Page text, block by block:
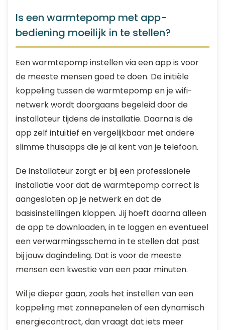
Is een warmtepomp met app-
bediening moeilijk in te stellen?
Een warmtepomp instellen via een app is voor
de meeste mensen goed te doen. De initiële
koppeling tussen de warmtepomp en je wifi-
netwerk wordt doorgaans begeleid door de
installateur tijdens de installatie. Daarna is de
app zelf intuïtief en vergelijkbaar met andere
slimme thuisapps die je al kent van je telefoon.
De installateur zorgt er bij een professionele
installatie voor dat de warmtepomp correct is
aangesloten op je netwerk en dat de
basisinstellingen kloppen. Jij hoeft daarna alleen
de app te downloaden, in te loggen en eventueel
een verwarmingsschema in te stellen dat past
bij jouw dagindeling. Dat is voor de meeste
mensen een kwestie van een paar minuten.
Wil je dieper gaan, zoals het instellen van een
koppeling met zonnepanelen of een dynamisch
energiecontract, dan vraagt dat iets meer